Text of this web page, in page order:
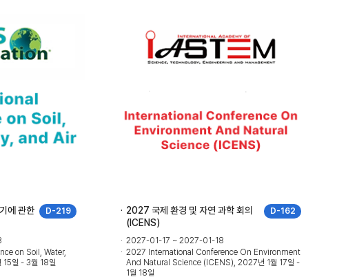
D-219
에 관한
on Soil, Water,
일 - 3월 18일
D-162
2027 국제 환경 및 자연 과학 회의
(ICENS)
2027-01-17 ~ 2027-01-18
2027 International Conference On Environment
And Natural Science (ICENS), 2027년 1월 17일 -
1월 18일